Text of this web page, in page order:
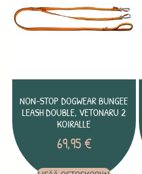
NON-STOP DOGWEAR BUNGEE
LEASH DOUBLE, VETONARU 2
KOIRALLE
69,95€